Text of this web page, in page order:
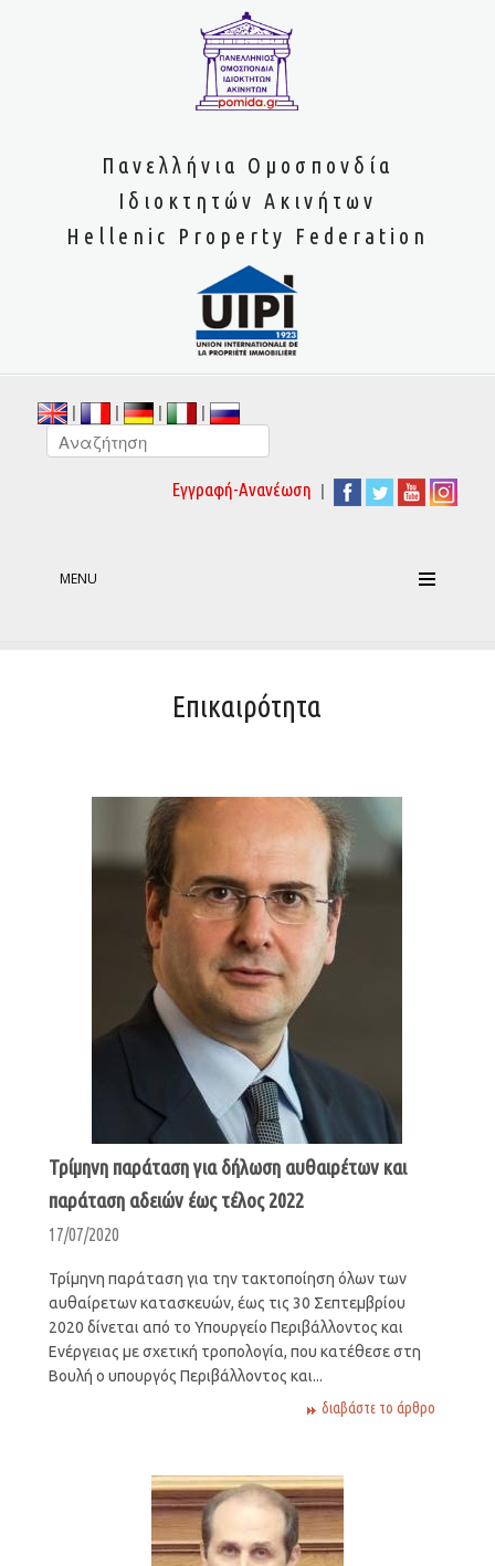
Πανελλήνια Ομοσπονδία
Ιδιοκτητών Ακινήτων
Hellenic Property Federation
| | | |
Εγγραφή-Ανανέωση |
MENU
Επικαιρότητα
Τρίμηνη παράταση για δήλωση αυθαιρέτων και
παράταση αδειών έως τέλος 2022
17/07/2020
Τρίμηνη παράταση για την τακτοποίηση όλων των
αυθαίρετων κατασκευών, έως τις 30 Σεπτεμβρίου
2020 δίνεται από το Υπουργείο Περιβάλλοντος και
Ενέργειας με σχετική τροπολογία, που κατέθεσε στη
Βουλή ο υπουργός Περιβάλλοντος και...
διαβάστε το άρθρο